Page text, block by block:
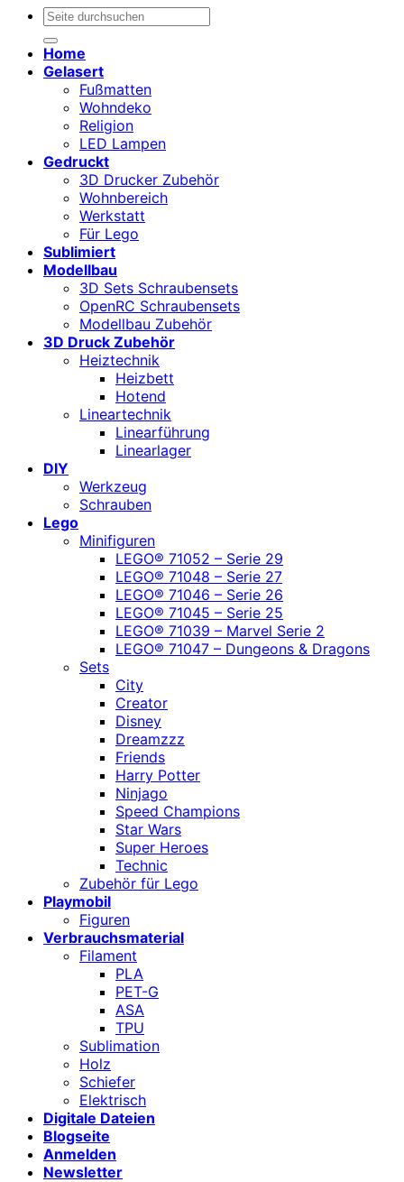
Suchen
Home
Gelasert
Fußmatten
Wohndeko
Religion
LED Lampen
Gedruckt
3D Drucker Zubehör
Wohnbereich
Werkstatt
Für Lego
Sublimiert
Modellbau
3D Sets Schraubensets
OpenRC Schraubensets
Modellbau Zubehör
3D Druck Zubehör
Heiztechnik
Heizbett
Hotend
Lineartechnik
Linearführung
Linearlager
DIY
Werkzeug
Schrauben
Lego
Minifiguren
LEGO® 71052 – Serie 29
LEGO® 71048 – Serie 27
LEGO® 71046 – Serie 26
LEGO® 71045 – Serie 25
LEGO® 71039 – Marvel Serie 2
LEGO® 71047 – Dungeons & Dragons
Sets
City
Creator
Disney
Dreamzzz
Friends
Harry Potter
Ninjago
Speed Champions
Star Wars
Super Heroes
Technic
Zubehör für Lego
Playmobil
Figuren
Verbrauchsmaterial
Filament
PLA
PET-G
ASA
TPU
Sublimation
Holz
Schiefer
Elektrisch
Digitale Dateien
Blogseite
Anmelden
Newsletter